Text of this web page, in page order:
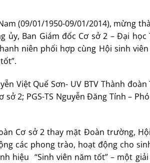
(09/01/1950-09/01/2014), mừng
Ban Giám đốc Cơ sở 2 – Đại học
niên phối hợp cùng Hội sinh
Việt Quế Sơn- UV BTV Thành đoàn
2; PGS-TS Nguyễn Đăng Tính –
Cơ sở 2 thay mặt Đoàn trường,
các phong trào, hoạt động cho
hiệu “Sinh viên năm tốt” – một